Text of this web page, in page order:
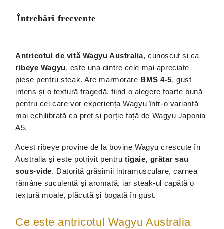
Întrebări frecvente
Antricotul de vită Wagyu Australia, cunoscut și ca
ribeye Wagyu, este una dintre cele mai apreciate
piese pentru steak. Are marmorare BMS 4-5, gust
intens și o textură fragedă, fiind o alegere foarte bună
pentru cei care vor experiența Wagyu într-o variantă
mai echilibrată ca preț și porție față de Wagyu Japonia
A5.
Acest ribeye provine de la bovine Wagyu crescute în
Australia și este potrivit pentrutigaie, grătar sau
sous-vide. Datorită grăsimii intramusculare, carnea
rămâne suculentă și aromată, iar steak-ul capătă o
textură moale, plăcută și bogată în gust.
Ce este antricotul Wagyu Australia